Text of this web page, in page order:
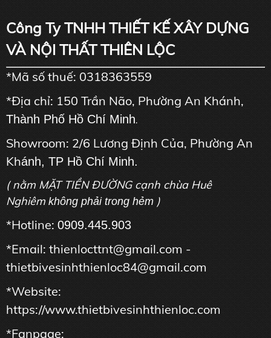
Công Ty TNHH THIẾT KẾ XÂY DỰNG
VÀ NỘI THẤT THIÊN LỘC
*Mã số thuế: 0318363559
*Địa chỉ: 150 Trần Não, Phường An Khánh,
Thành Phố Hồ Chí Minh.
Showroom: 2/6 Lương Định Của, Phường An
Khánh, TP Hồ Chí Minh.
( nằm MẶT TIỀN ĐƯỜNG cạnh chùa Huê
Nghiêm không phải trong hẻm )
*Hotline: 0909.445.903
*Email: thienlocttnt@gmail.com -
thietbivesinhthienloc84@gmail.com
*Website:
https://www.thietbivesinhthienloc.com
*Fanpage: